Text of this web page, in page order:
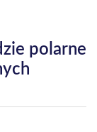
polarne